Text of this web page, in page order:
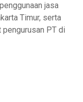
jasa
Timur, serta
PT di